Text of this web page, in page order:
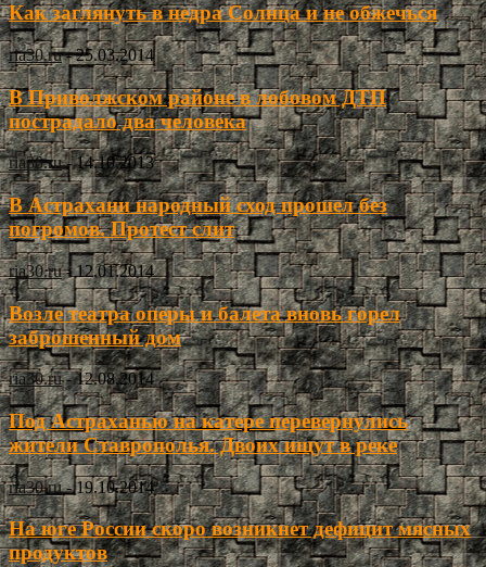
Как заглянуть в недра Солнца и не обжечься
ria30.ru - 25.03.2014
В Приволжском районе в лобовом ДТП
пострадало два человека
ria30.ru - 14.10.2013
В Астрахани народный сход прошел без
погромов. Протест слит
ria30.ru - 12.01.2014
Возле театра оперы и балета вновь горел
заброшенный дом
ria30.ru - 12.08.2014
Под Астраханью на катере перевернулись
жители Ставрополья. Двоих ищут в реке
ria30.ru - 19.10.2014
На юге России скоро возникнет дефицит мясных
продуктов